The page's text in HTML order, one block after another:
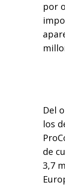
por
Del
los
de
3,7